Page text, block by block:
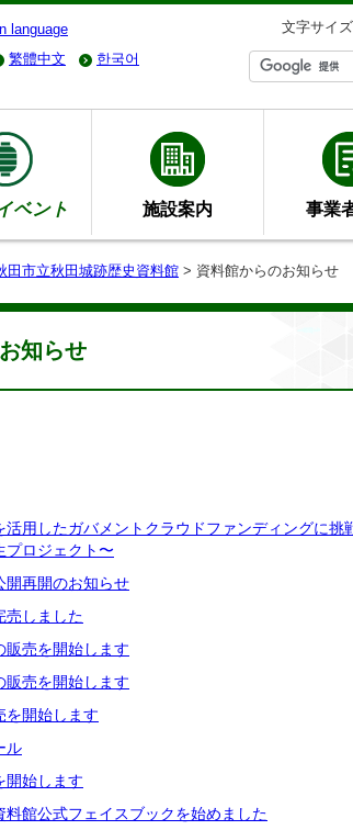
language 文字サイズ
繁體中文 한국어
ベント 施設案内 事業
田市立秋田城跡歴史資料館 > 資料館からのお知らせ
知らせ
活用したガバメントクラウドファンディングに
プロジェクト〜
開再開のお知らせ
売しました
販売を開始します
販売を開始します
を開始します
ル
開始します
料館公式フェイスブックを始めました